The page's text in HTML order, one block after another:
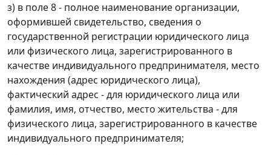
з) в поле 8 - полное наименование организации,
оформившей свидетельство, сведения о
государственной регистрации юридического лица
или физического лица, зарегистрированного в
качестве индивидуального предпринимателя, место
нахождения (адрес юридического лица),
фактический адрес - для юридического лица или
фамилия, имя, отчество, место жительства - для
физического лица, зарегистрированного в качестве
индивидуального предпринимателя;